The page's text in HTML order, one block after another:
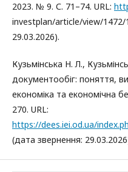
2023. № 9. С. 71–74. URL:
investplan/article/view/1472/
29.03.2026).
Кузьмінська Н. Л.,
документообіг: поняття,
економіка та економічна
270. URL:
https://dees.iei.od.ua/
(дата звернення: